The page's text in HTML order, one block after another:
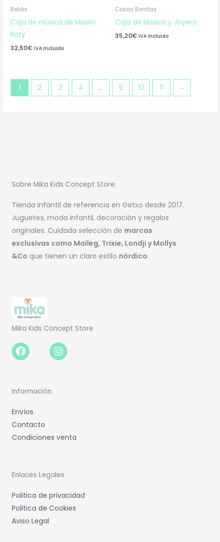
Bebés
Caja de música de Moulin
Roty
32,50€ IVA Incluido
Cosas Bonitas
Caja de Música y Joyero
35,20€ IVA Incluido
1 2 3 4 … 9 10 11 →
Sobre Mika Kids Concept Store
Tienda infantil de referencia en Getxo desde 2017.
Juguetes, moda infantil, decoración y regalos
originales. Cuidada selección de marcas
exclusivas como Maileg, Trixie, Londji y Mollys
&Co que tienen un claro estilo nórdico.
Mika Kids Concept Store
Facebook-
f
Instagram
Información
Envíos
Contacto
Condiciones venta
Enlaces Legales
Politica de privacidad
Politica de Cookies
Aviso Legal